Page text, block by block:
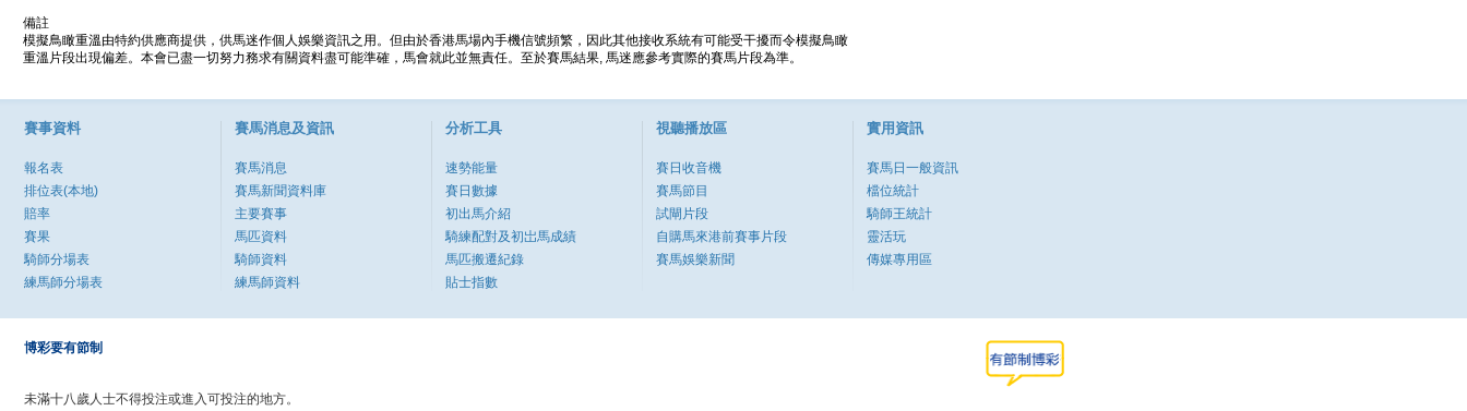
備註
模擬鳥瞰重溫由特約供應商提供，供馬迷作個人娛樂資訊之用。但由於香港馬場內手機信號頻繁，因此其他接收系統有可能受干擾而令模擬鳥瞰
重溫片段出現偏差。本會已盡一切努力務求有關資料盡可能準確，馬會就此並無責任。至於賽馬結果, 馬迷應參考實際的賽馬片段為準。
賽事資料
報名表
排位表(本地)
賠率
賽果
騎師分場表
練馬師分場表
賽馬消息及資訊
賽馬消息
賽馬新聞資料庫
主要賽事
馬匹資料
騎師資料
練馬師資料
分析工具
速勢能量
賽日數據
初出馬介紹
騎練配對及初岀馬成績
馬匹搬遷紀錄
貼士指數
視聽播放區
賽日收音機
賽馬節目
試閘片段
自購馬來港前賽事片段
賽馬娛樂新聞
實用資訊
賽馬日一般資訊
檔位統計
騎師王統計
靈活玩
傳媒專用區
博彩要有節制
未滿十八歲人士不得投注或進入可投注的地方。